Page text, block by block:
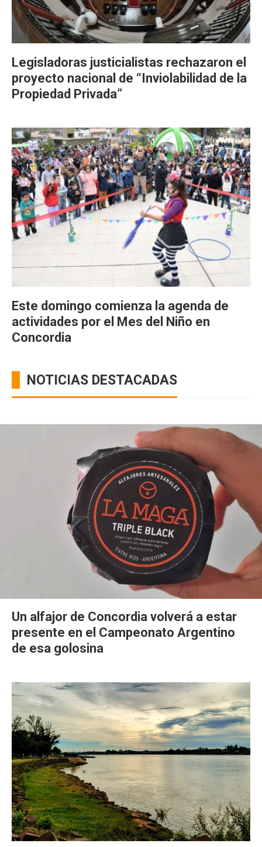
Legisladoras justicialistas rechazaron el
proyecto nacional de “Inviolabilidad de la
Propiedad Privada”
Este domingo comienza la agenda de
actividades por el Mes del Niño en
Concordia
NOTICIAS DESTACADAS
Un alfajor de Concordia volverá a estar
presente en el Campeonato Argentino
de esa golosina